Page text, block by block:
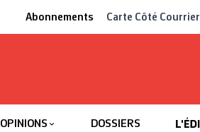
Abonnements Carte Côté Courrier
OPINIONS DOSSIERS